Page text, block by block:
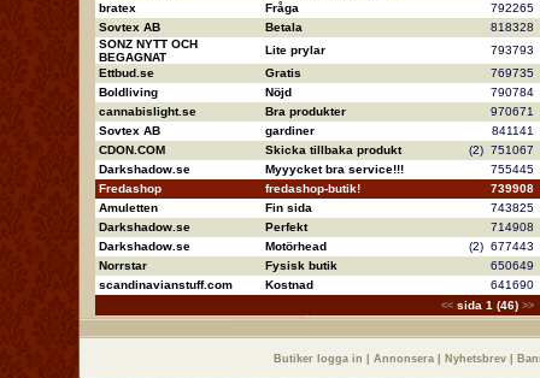
bratex
Fråga
792265
Sovtex AB
Betala
818328
SONZ NYTT OCH
BEGAGNAT
Lite prylar
793793
Ettbud.se
Gratis
769735
Boldliving
Nöjd
790784
cannabislight.se
Bra produkter
970671
Sovtex AB
gardiner
841141
CDON.COM
Skicka tillbaka produkt (2) 751067
Darkshadow.se
Myyycket bra service!!!
755445
Fredashop
fredashop-butik!
739908
Amuletten
Fin sida
743825
Darkshadow.se
Perfekt
714908
Darkshadow.se
Motörhead (2) 677443
Norrstar
Fysisk butik
650649
scandinavianstuff.com
Kostnad 641690
<< sida 1 (46) >>
Butiker logga in Annonsera Nyhetsbrev